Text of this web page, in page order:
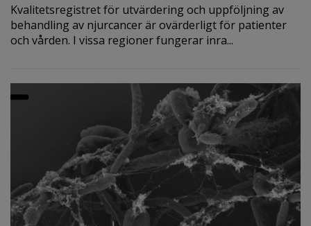
Kvalitetsregistret för utvärdering och uppföljning av
behandling av njurcancer är ovärderligt för patienter
och vården. I vissa regioner fungerar inra...